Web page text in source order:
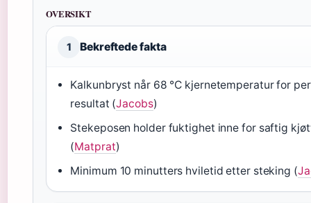
OVERSIKT
1 Bekreftede fakta
Kalkunbryst når 68 °C kjernetemperatur for
resultat (Jacobs)
Stekeposen holder fuktighet inne for saftig
(Matprat)
Minimum 10 minutters hviletid etter steking (